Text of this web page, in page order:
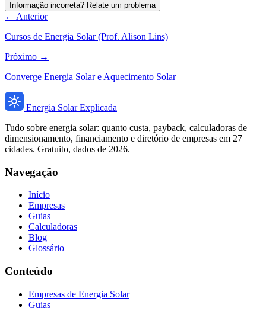
Informação incorreta? Relate um problema
← Anterior
Cursos de Energia Solar (Prof. Alison Lins)
Próximo →
Converge Energia Solar e Aquecimento Solar
Energia Solar Explicada
Tudo sobre energia solar: quanto custa, payback, calculadoras de
dimensionamento, financiamento e diretório de empresas em 27
cidades. Gratuito, dados de 2026.
Navegação
Início
Empresas
Guias
Calculadoras
Blog
Glossário
Conteúdo
Empresas de Energia Solar
Guias